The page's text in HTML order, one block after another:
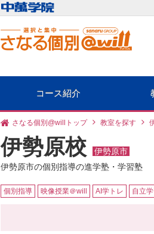
コース紹介
さなる個別@willトップ 教室を探す
伊勢原校
伊勢原市
伊勢原市の個別指導の進学塾・学習塾
個別指導 映像授業＠will AI学トレ 自立